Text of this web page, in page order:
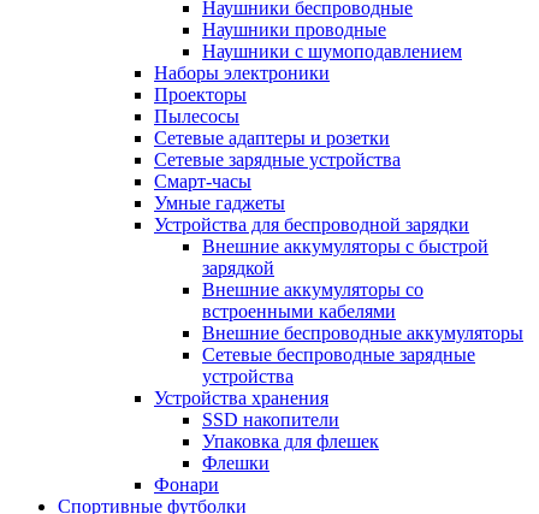
Наушники беспроводные
Наушники проводные
Наушники с шумоподавлением
Наборы электроники
Проекторы
Пылесосы
Сетевые адаптеры и розетки
Сетевые зарядные устройства
Смарт-часы
Умные гаджеты
Устройства для беспроводной зарядки
Внешние аккумуляторы с быстрой
зарядкой
Внешние аккумуляторы со
встроенными кабелями
Внешние беспроводные аккумуляторы
Сетевые беспроводные зарядные
устройства
Устройства хранения
SSD накопители
Упаковка для флешек
Флешки
Фонари
Спортивные футболки